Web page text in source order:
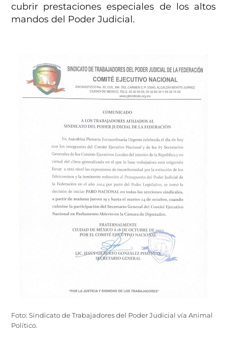
cubrir prestaciones especiales de los altos
mandos del Poder Judicial.
Foto: Sindicato de Trabajadores del Poder Judicial vía Animal
Político.